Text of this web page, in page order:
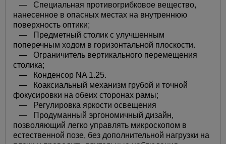
— Специальная противогрибковое вещество,
нанесенное в опасных местах на внутреннюю
поверхность оптики;
— Предметный столик с улучшенным
поперечным ходом в горизонтальной плоскости.
— Ограничитель вертикального перемещения
столика;
— Конденсор NA 1.25.
— Коаксиальный механизм грубой и точной
фокусировки на обеих сторонах рамы;
—
Регулировка яркости освещения
— Продуманный эргономичный дизайн,
позволяющий легко управлять микроскопом в
естественной позе, без дополнительной нагрузки на